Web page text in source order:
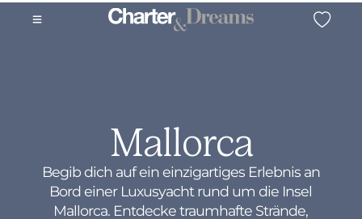
Mallorca
Begib dich auf ein einzigartiges Erlebnis an
Bord einer Luxusyacht rund um die Insel
Mallorca. Entdecke traumhafte Strände,